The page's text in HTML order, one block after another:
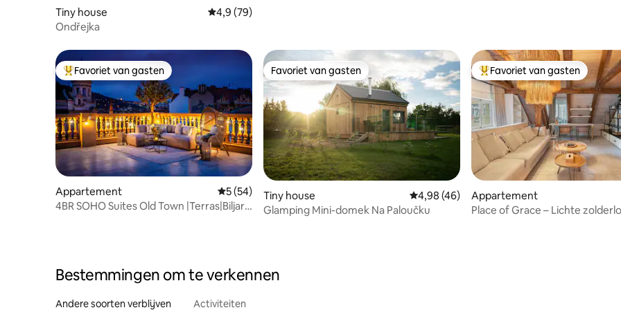
Tiny house Gemiddelde beoordeling van 4,9 op 5, 79 recensies
4,9 (79)
Ondřejka
Topfavoriet van gasten
Favoriet van gasten
Appartement Gemiddelde beoordeling van 5 op 5, 54 recensies
5 (54)
4BR SOHO Suites Old Town |Terras|Biljart|
Favoriet van gasten
Favoriet van gasten
Tiny house Gemiddelde beoordeling van 4,98 op 5, 46
4,98 (46)
Glamping Mini-domek Na Paloučku
Topfavoriet van gasten
Favoriet van gasten
Appartement
Place of Grace – Lichte
Bestemmingen om te verkennen
Andere soorten verblijven Activiteiten